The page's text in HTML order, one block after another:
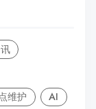
维护
AI